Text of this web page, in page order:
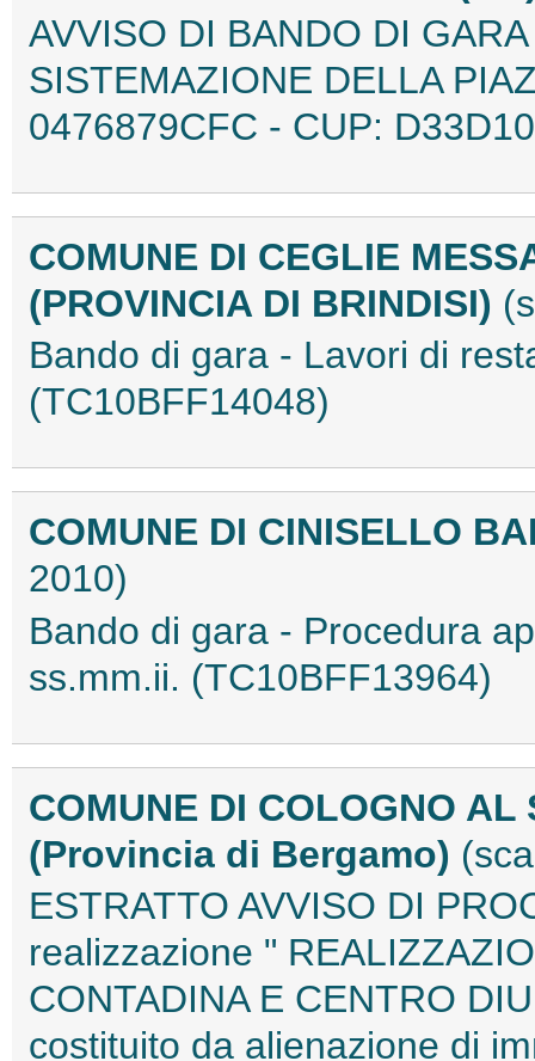
AVVISO DI BANDO DI
SISTEMAZIONE DELLA
0476879CFC - CUP:
COMUNE DI CEGLIE
(PROVINCIA DI BRINDISI)
Bando di gara - Lavori di
(TC10BFF14048)
COMUNE DI CINISELLO
2010)
Bando di gara - Procedura
ss.mm.ii. (TC10BFF13964)
COMUNE DI COLOGNO AL
(Provincia di Bergamo)
ESTRATTO AVVISO DI
realizzazione "
CONTADINA E CENTRO
costituito da alienazione di